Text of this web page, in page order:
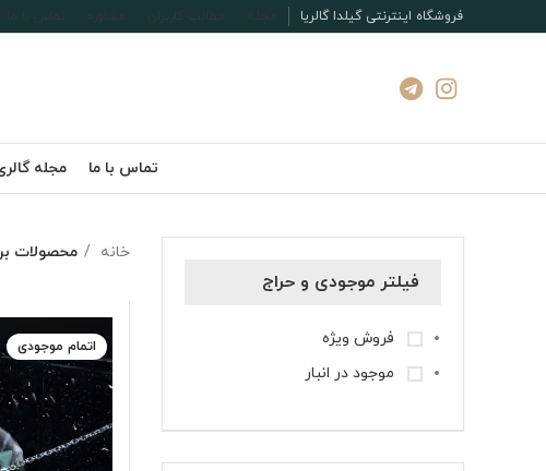
فروشگاه اینترنتی گیلدا گالریا مجله مطالب کاربران مشاوره تماس با ما
تماس با ما مجله
فیلتر موجودی و حراج
فروش ویژه
موجود در انبار
خانه محصولات
اتمام موجودی